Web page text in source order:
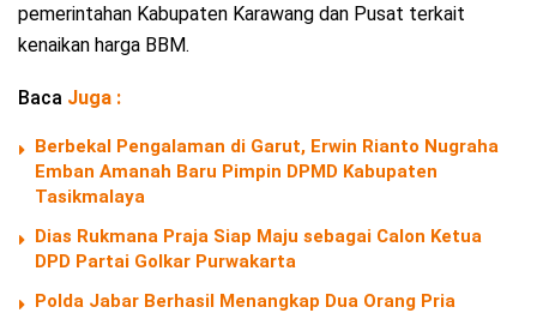
pemerintahan Kabupaten Karawang dan Pusat terkait
kenaikan harga BBM.
Baca Juga :
Berbekal Pengalaman di Garut, Erwin Rianto Nugraha
Emban Amanah Baru Pimpin DPMD Kabupaten
Tasikmalaya
Dias Rukmana Praja Siap Maju sebagai Calon Ketua
DPD Partai Golkar Purwakarta
Polda Jabar Berhasil Menangkap Dua Orang Pria